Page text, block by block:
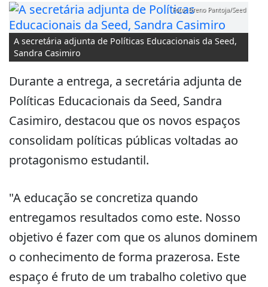
A secretária adjunta de Políticas Educacionais da Seed,
Sandra Casimiro
Foto: Breno Pantoja/Seed
Durante a entrega, a secretária adjunta de
Políticas Educacionais da Seed, Sandra
Casimiro, destacou que os novos espaços
consolidam políticas públicas voltadas ao
protagonismo estudantil.
"A educação se concretiza quando
entregamos resultados como este. Nosso
objetivo é fazer com que os alunos dominem
o conhecimento de forma prazerosa. Este
espaço é fruto de um trabalho coletivo que